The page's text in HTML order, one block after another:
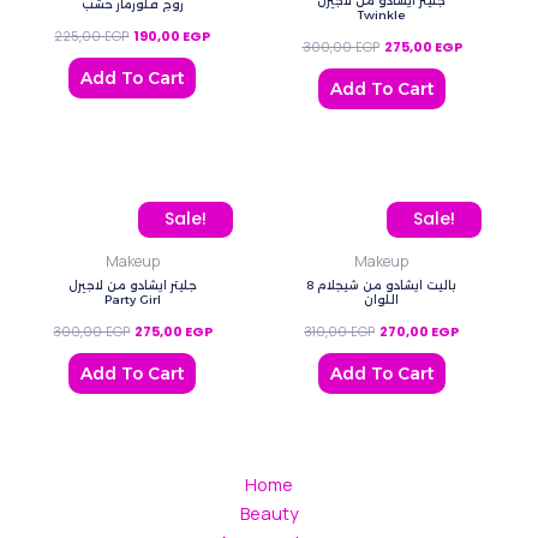
روج فلورمار خشب
225,00EGP 190,00 EGP
Add To Cart
Twinkle
300,00EGP 275,00 EGP
Add To Cart
Sale!
Makeup
جليتر ايشادو من لاجيرل
Party Girl
300,00EGP
Original price was: 300,00 EGP.
275,00 EGP
Current price is: 275,00 EGP.
Add To Cart
Sale!
Makeup
باليت ايشادو من شيجلام 8
اللوان
310,00EGP
Original price was:
270,00 EGP
Current
Add To Cart
Home
Beauty